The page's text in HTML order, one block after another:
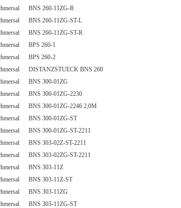
BNS 260-11ZG-R
BNS 260-11ZG-ST-L
BNS 260-11ZG-ST-R
BPS 260-1
BPS 260-2
DISTANZSTUECK BNS 260
BNS 300-01ZG
BNS 300-01ZG-2230
BNS 300-01ZG-2246 2,0M
BNS 300-01ZG-ST
BNS 300-01ZG-ST-2211
BNS 303-02Z-ST-2211
BNS 303-02ZG-ST-2211
BNS 303-11Z
BNS 303-11Z-ST
BNS 303-11ZG
BNS 303-11ZG-ST